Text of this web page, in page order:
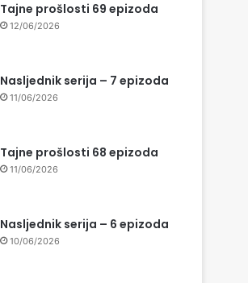
Tajne prošlosti 69 epizoda
12/06/2026
Nasljednik serija – 7 epizoda
11/06/2026
Tajne prošlosti 68 epizoda
11/06/2026
Nasljednik serija – 6 epizoda
10/06/2026